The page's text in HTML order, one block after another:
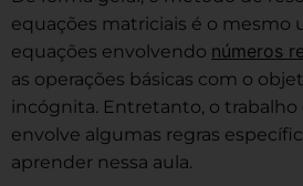
equações matriciais é o mesmo
equações envolvendo números
as operações básicas com o
incógnita. Entretanto, o
envolve algumas regras
aprender nessa aula.